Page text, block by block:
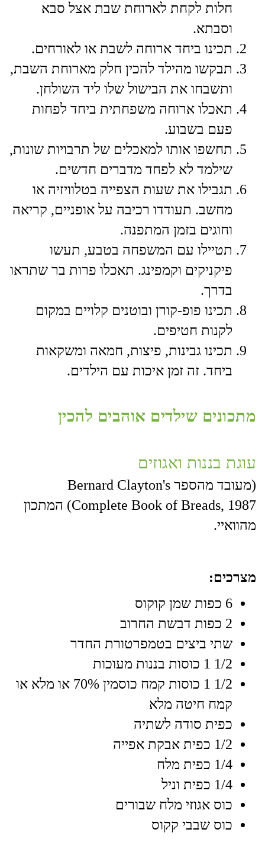
חלות לקחת לארוחת שבת אצל סבא
וסבתא.
​תכינו ביחד ארוחה לשבת או לאורחים.
​תבקשו מהילד להכין חלק מארוחת השבת,
ותשבחו את הבישול שלו ליד השולחן.
​תאכלו ארוחה משפחתית ביחד לפחות
פעם בשבוע.
תחשפו אותו למאכלים של תרבויות שונות,
שילמד לא לפחד מדברים חדשים.
​תגבילו את שעות הצפייה בטלוויזיה או
מחשב. תעודדו רכיבה על אופניים, קריאה
וחוגים בזמן המתפנה.
​תטיילו עם המשפחה בטבע, תעשו
פיקניקים וקמפינג. תאכלו פרות בר שתראו
בדרך.
​תכינו פופ-קורן ובוטנים קלויים במקום
לקנות חטיפים.
​תכינו גבינות, פיצות, חמאה ומשקאות
ביחד. זה זמן איכות עם הילדים.
מתכונים שילדים אוהבים להכין
עוגת בננות ואגוזים
(מעובד מהספר Bernard Clayton's
Complete Book of Breads, 1987) המתכון
מהוואיי.
מצרכים:
6 כפות שמן קוקוס
2 כפות דבשת החרוב
שתי ביצים בטמפרטורת החדר
1/2 1 כוסות בננות מעוכות
1/2 1 כוסות קמח כוסמין 70% או מלא או
קמח חיטה מלא
כפית סודה לשתיה
1/2 כפית אבקת אפייה
1/4 כפית מלח
1/4 כפית וניל
כוס אגוזי מלח שבורים
כוס שבבי קקוס